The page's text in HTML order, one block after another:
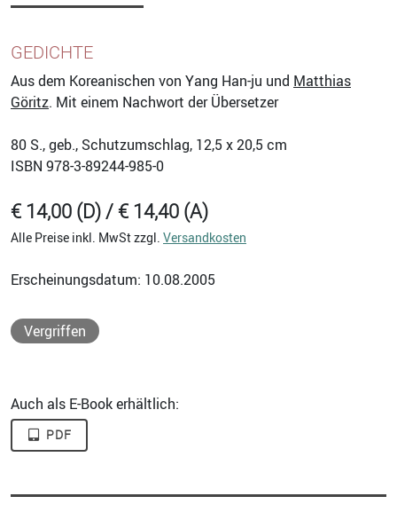
GEDICHTE
Aus dem Koreanischen von Yang Han-ju und Matthias
Göritz. Mit einem Nachwort der Übersetzer
80 S., geb., Schutzumschlag, 12,5 x 20,5 cm
ISBN 978-3-89244-985-0
€ 14,00 (D) / € 14,40 (A)
Alle Preise inkl. MwSt zzgl. Versandkosten
Erscheinungsdatum: 10.08.2005
Vergriffen
Auch als E-Book erhältlich:
PDF